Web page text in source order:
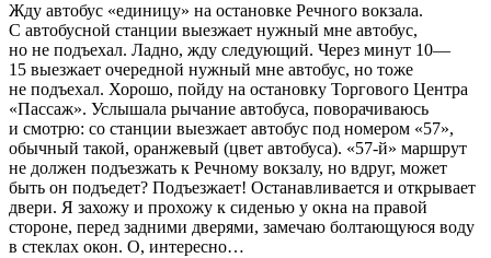
Жду автобус «единицу» на остановке Речного вокзала.
С автобусной станции выезжает нужный мне автобус,
но не подъехал. Ладно, жду следующий. Через минут 10—
15 выезжает очередной нужный мне автобус, но тоже
не подъехал. Хорошо, пойду на остановку Торгового Центра
«Пассаж». Услышала рычание автобуса, поворачиваюсь
и смотрю: со станции выезжает автобус под номером «57»,
обычный такой, оранжевый (цвет автобуса). «57-й» маршрут
не должен подъезжать к Речному вокзалу, но вдруг, может
быть он подъедет? Подъезжает! Останавливается и открывает
двери. Я захожу и прохожу к сиденью у окна на правой
стороне, перед задними дверями, замечаю болтающуюся воду
в стеклах окон. О, интересно…